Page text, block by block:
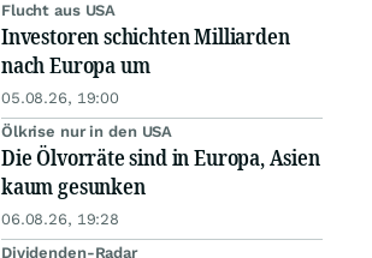
Flucht aus USA
Investoren schichten Milliarden
nach Europa um
05.08.26, 19:00
Ölkrise nur in den USA
Die Ölvorräte sind in Europa, Asien
kaum gesunken
06.08.26, 19:28
Dividenden-Radar